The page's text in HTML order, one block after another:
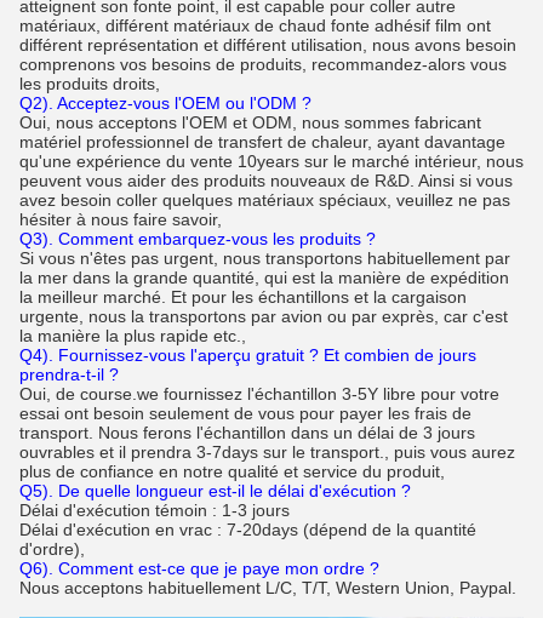
atteignent son fonte point, il est capable pour coller autre
matériaux, différent matériaux de chaud fonte adhésif film ont
différent représentation et différent utilisation, nous avons besoin
comprenons vos besoins de produits, recommandez-alors vous
les produits droits,
Q2). Acceptez-vous l'OEM ou l'ODM ?
Oui, nous acceptons l'OEM et ODM, nous sommes fabricant
matériel professionnel de transfert de chaleur, ayant davantage
qu'une expérience du vente 10years sur le marché intérieur, nous
peuvent vous aider des produits nouveaux de R&D. Ainsi si vous
avez besoin coller quelques matériaux spéciaux, veuillez ne pas
hésiter à nous faire savoir,
Q3). Comment embarquez-vous les produits ?
Si vous n'êtes pas urgent, nous transportons habituellement par
la mer dans la grande quantité, qui est la manière de expédition
la meilleur marché. Et pour les échantillons et la cargaison
urgente, nous la transportons par avion ou par exprès, car c'est
la manière la plus rapide etc.,
Q4). Fournissez-vous l'aperçu gratuit ? Et combien de jours
prendra-t-il ?
Oui, de course.we fournissez l'échantillon 3-5Y libre pour votre
essai ont besoin seulement de vous pour payer les frais de
transport. Nous ferons l'échantillon dans un délai de 3 jours
ouvrables et il prendra 3-7days sur le transport., puis vous aurez
plus de confiance en notre qualité et service du produit,
Q5). De quelle longueur est-il le délai d'exécution ?
Délai d'exécution témoin : 1-3 jours
Délai d'exécution en vrac : 7-20days (dépend de la quantité
d'ordre),
Q6). Comment est-ce que je paye mon ordre ?
Nous acceptons habituellement L/C, T/T, Western Union, Paypal.